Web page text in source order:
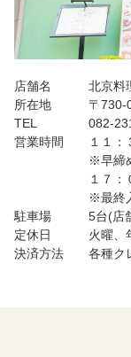
店舗名
北京料
所在地
〒730-
TEL
082-
営業時間
１１：
※早締
１７：
※最終
駐車場
5台(店
定休日
火曜、
決済方法
各種ク